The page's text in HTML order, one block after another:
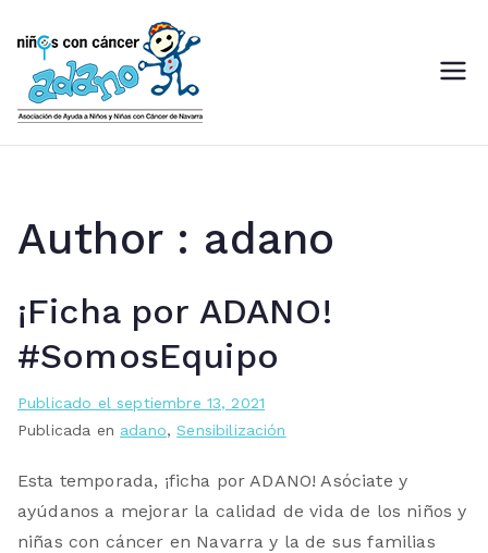
contenido
Asociación de Ayuda a Niños
Author : adano
¡Ficha por ADANO!
#SomosEquipo
Publicado elseptiembre 13, 2021
Publicada en adano,Sensibilización
Esta temporada, ¡ficha por ADANO! Asóciate y
ayúdanos a mejorar la calidad de vida de los niños y
niñas con cáncer en Navarra y la de sus familias